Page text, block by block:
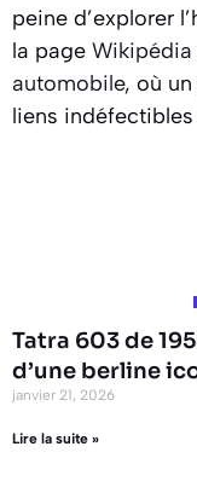
peine d’explorer
la page Wikipédia
automobile, où
liens
Tatra 603 de
d’une berline
janvier 21, 2026
Lire la suite »